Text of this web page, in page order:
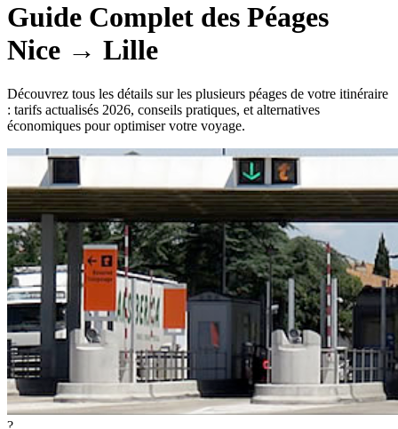
Guide Complet des Péages
Nice → Lille
Découvrez tous les détails sur les plusieurs péages de votre itinéraire
: tarifs actualisés 2026, conseils pratiques, et alternatives
économiques pour optimiser votre voyage.
?